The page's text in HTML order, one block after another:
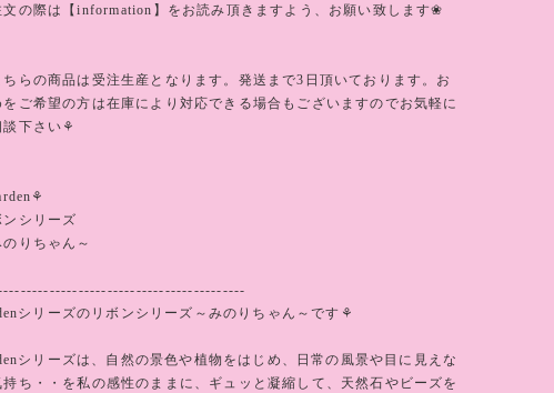
文の際は【information】をお読み頂きますよう、お願い致します❀
らの商品は受注生産となります。発送まで3日頂いております。お
をご希望の方は在庫により対応できる場合もございますのでお気軽に
談下さい⚘
ンシリーズ
のりちゃん～
シリーズのリボンシリーズ～みのりちゃん～です⚘
シリーズは、自然の景色や植物をはじめ、日常の風景や目に見えな
持ち・・を私の感性のままに、ギュッと凝縮して、天然石やビーズを